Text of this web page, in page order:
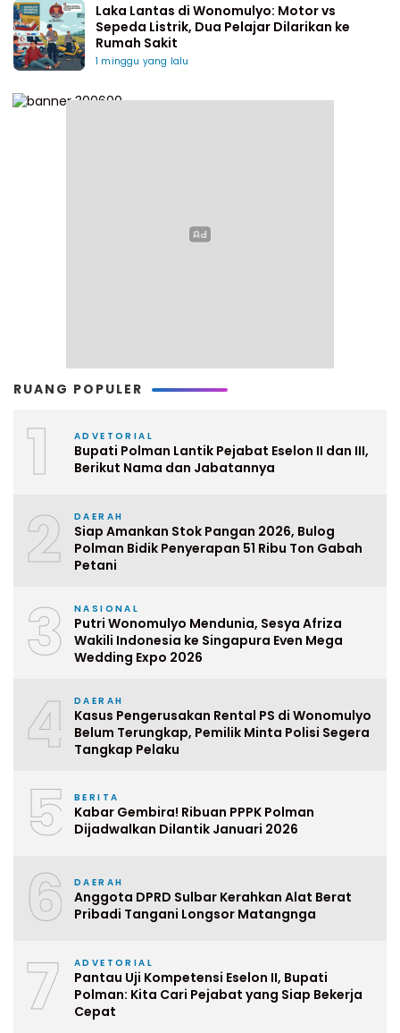
Laka Lantas di Wonomulyo: Motor vs
Sepeda Listrik, Dua Pelajar Dilarikan ke
Rumah Sakit
1 minggu yang lalu
RUANG POPULER
1 ADVETORIAL
Bupati Polman Lantik Pejabat Eselon II dan III,
Berikut Nama dan Jabatannya
2 DAERAH
Siap Amankan Stok Pangan 2026, Bulog
Polman Bidik Penyerapan 51 Ribu Ton Gabah
Petani
3 NASIONAL
Putri Wonomulyo Mendunia, Sesya Afriza
Wakili Indonesia ke Singapura Even Mega
Wedding Expo 2026
4 DAERAH
Kasus Pengerusakan Rental PS di Wonomulyo
Belum Terungkap, Pemilik Minta Polisi Segera
Tangkap Pelaku
5 BERITA
Kabar Gembira! Ribuan PPPK Polman
Dijadwalkan Dilantik Januari 2026
6 DAERAH
Anggota DPRD Sulbar Kerahkan Alat Berat
Pribadi Tangani Longsor Matangnga
7 ADVETORIAL
Pantau Uji Kompetensi Eselon II, Bupati
Polman: Kita Cari Pejabat yang Siap Bekerja
Cepat